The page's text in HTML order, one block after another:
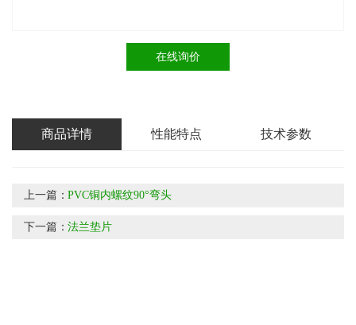
在线询价
商品详情 性能特点 技术参数
上一篇：PVC铜内螺纹90°弯头
下一篇：法兰垫片